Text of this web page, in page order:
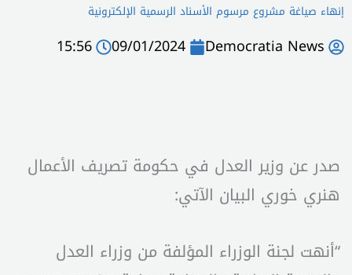
إنهاء صياغة مشروع مرسوم الأسناد الرسمية الإلكترونية
Democratia News
09/01/2024
15:56
صدر عن وزير العدل في حكومة تصريف الأعمال
هنري خوري البيان الآتي:
“أنهت لجنة الوزراء المؤلفة من وزراء العدل